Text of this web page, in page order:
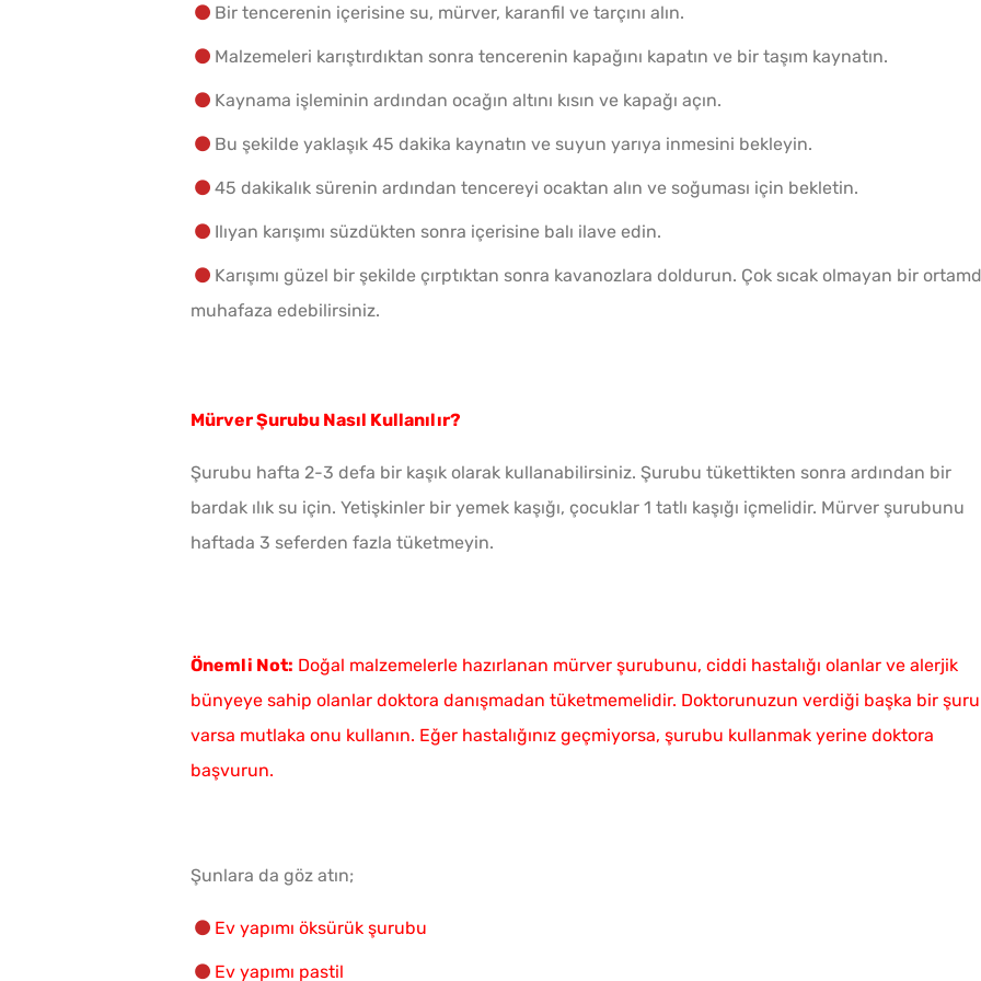
Bir tencerenin içerisine su, mürver, karanfil ve tarçını alın.
Malzemeleri karıştırdıktan sonra tencerenin kapağını kapatın ve bir taşım kaynatın.
Kaynama işleminin ardından ocağın altını kısın ve kapağı açın.
Bu şekilde yaklaşık 45 dakika kaynatın ve suyun yarıya inmesini bekleyin.
45 dakikalık sürenin ardından tencereyi ocaktan alın ve soğuması için bekletin.
Ilıyan karışımı süzdükten sonra içerisine balı ilave edin.
Karışımı güzel bir şekilde çırptıktan sonra kavanozlara doldurun. Çok sıcak olmayan bir
muhafaza edebilirsiniz.
Mürver Şurubu Nasıl Kullanılır?
Şurubu hafta 2-3 defa bir kaşık olarak kullanabilirsiniz. Şurubu tükettikten sonra ardından bir
bardak ılık su için. Yetişkinler bir yemek kaşığı, çocuklar 1 tatlı kaşığı içmelidir. Mürver şurubunu
haftada 3 seferden fazla tüketmeyin.
Önemli Not: Doğal malzemelerle hazırlanan mürver şurubunu, ciddi hastalığı olanlar ve alerjik
bünyeye sahip olanlar doktora danışmadan tüketmemelidir. Doktorunuzun verdiği başka bir
varsa mutlaka onu kullanın. Eğer hastalığınız geçmiyorsa, şurubu kullanmak yerine doktora
başvurun.
Şunlara da göz atın;
Ev yapımı öksürük şurubu
Ev yapımı pastil